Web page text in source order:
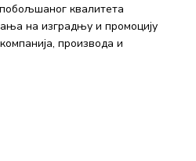
квалитета
на изградњу и промоцију
производа и